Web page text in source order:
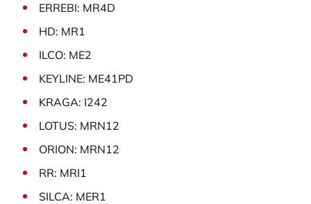
ERREBI: MR4D
HD: MR1
ILCO: ME2
KEYLINE: ME41PD
KRAGA: I242
LOTUS: MRN12
ORION: MRN12
RR: MRI1
SILCA: MER1